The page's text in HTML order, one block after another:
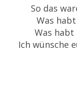
So das
Was
Was habt
Ich wünsche